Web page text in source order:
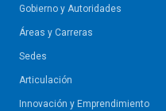
Gobierno y Autoridades​
Áreas y Carreras
Sedes
Articulación
Innovación y Emprendimiento